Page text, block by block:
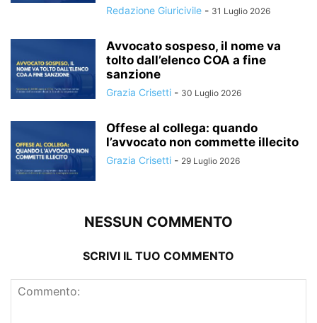
Redazione Giuricivile - 31 Luglio 2026
Avvocato sospeso, il nome va
tolto dall’elenco COA a fine
sanzione
Grazia Crisetti - 30 Luglio 2026
Offese al collega: quando
l’avvocato non commette illecito
Grazia Crisetti - 29 Luglio 2026
NESSUN COMMENTO
SCRIVI IL TUO COMMENTO